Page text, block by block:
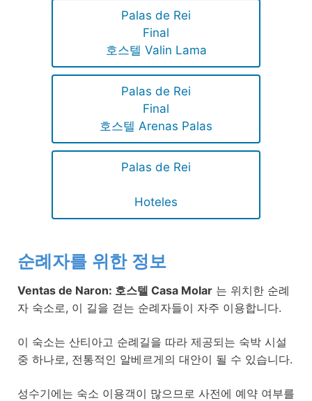
Palas de Rei
Final
호스텔 Valin Lama
Palas de Rei
Final
호스텔 Arenas Palas
Palas de Rei
Hoteles
순례자를 위한 정보
Ventas de Naron: 호스텔 Casa Molar 는 위치한 순례
자 숙소로, 이 길을 걷는 순례자들이 자주 이용합니다.
이 숙소는 산티아고 순례길을 따라 제공되는 숙박 시설
중 하나로, 전통적인 알베르게의 대안이 될 수 있습니다.
성수기에는 숙소 이용객이 많으므로 사전에 예약 여부를